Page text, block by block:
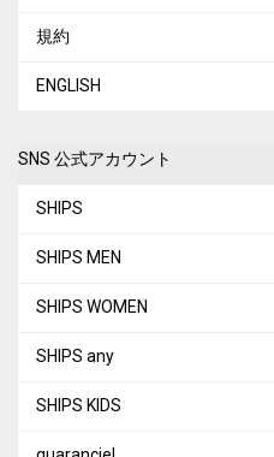
規約
ENGLISH
SNS 公式アカウント
SHIPS
SHIPS MEN
SHIPS WOMEN
SHIPS any
SHIPS KIDS